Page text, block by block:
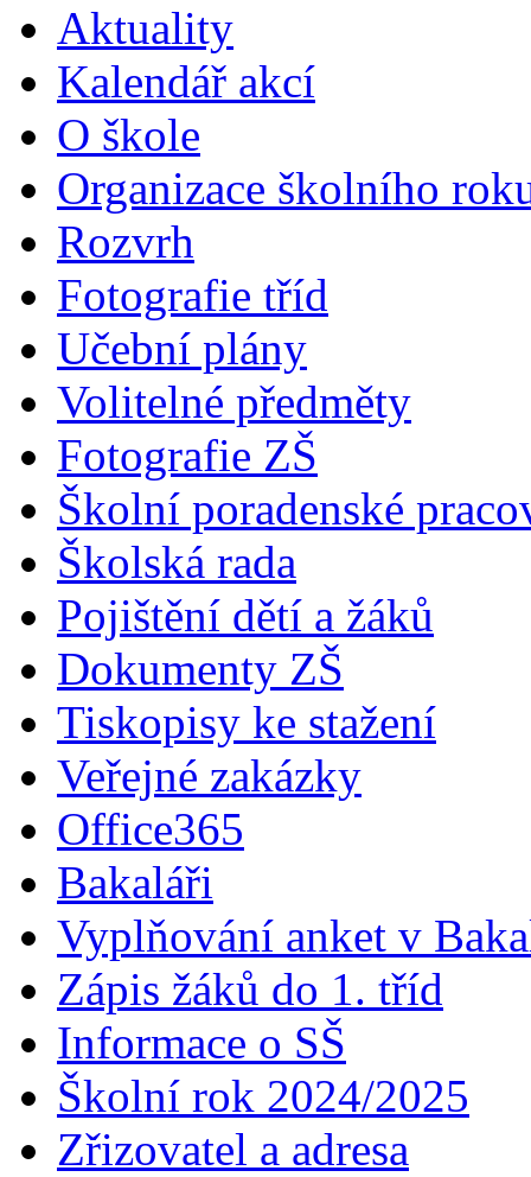
Aktuality
Kalendář akcí
O škole
Organizace školního
Rozvrh
Fotografie tříd
Učební plány
Volitelné předměty
Fotografie ZŠ
Školní poradenské
Školská rada
Pojištění dětí a žáků
Dokumenty ZŠ
Tiskopisy ke stažení
Veřejné zakázky
Office365
Bakaláři
Vyplňování anket v
Zápis žáků do 1. tříd
Informace o SŠ
Školní rok 2024/2025
Zřizovatel a adresa